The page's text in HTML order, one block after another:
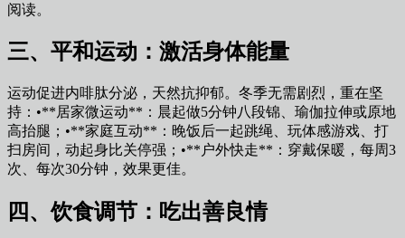
阅读。
三、平和运动：激活身体能量
运动促进内啡肽分泌，天然抗抑郁。冬季无需剧烈，重在坚
持：•**居家微运动**：晨起做5分钟八段锦、瑜伽拉伸或原地
高抬腿；•**家庭互动**：晚饭后一起跳绳、玩体感游戏、打
扫房间，动起身比关停强；•**户外快走**：穿戴保暖，每周3
次、每次30分钟，效果更佳。
四、饮食调节：吃出善良情